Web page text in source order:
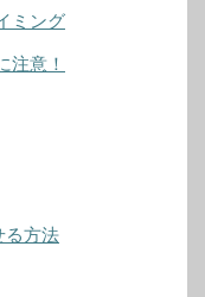
ミング
注意！
る方法